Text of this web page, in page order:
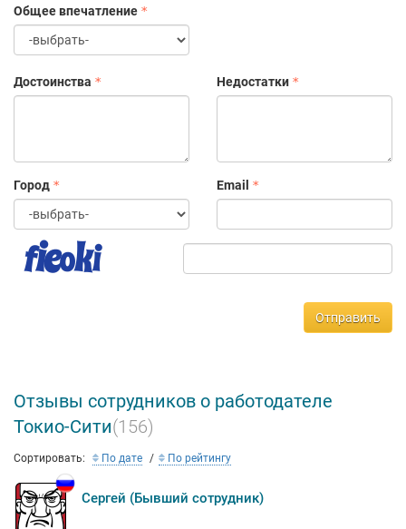
Общее впечатление
Достоинства Недостатки
Город Email
Отправить
Отзывы сотрудников о работодателе
Токио-Сити(156)
Сортировать: По дате По рейтингу
Сергей (Бывший сотрудник)